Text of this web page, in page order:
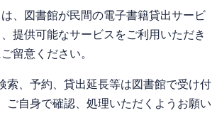
、図書館が民間の電子書籍貸出サービ
提供可能なサービスをご利用いただき
留意ください。
索、予約、貸出延長等は図書館で受け付
ご自身で確認、処理いただくようお願い